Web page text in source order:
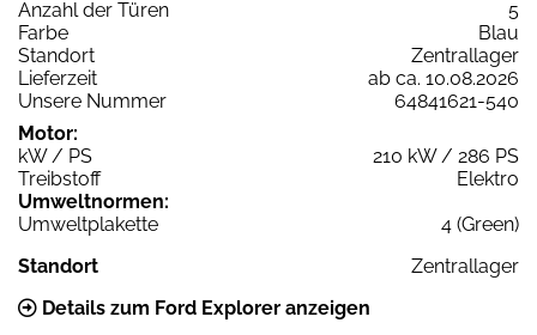
Anzahl der Türen
5
Farbe
Blau
Standort
Zentrallager
Lieferzeit
ab ca. 10.08.2026
Unsere Nummer
64841621-540
Motor:
kW / PS
210 kW / 286 PS
Treibstoff
Elektro
Umweltnormen:
Umweltplakette
4 (Green)
Standort
Zentrallager
Details zum Ford Explorer anzeigen